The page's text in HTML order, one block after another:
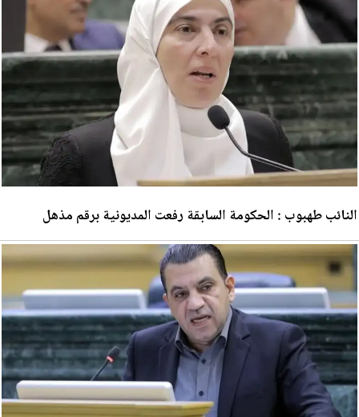
النائب طهبوب : الحكومة السابقة رفعت المديونية برقم مذهل